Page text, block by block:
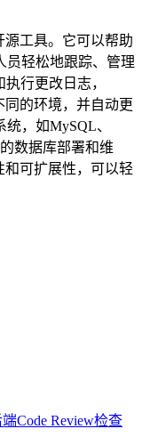
源工具。它可以帮助
员轻松地跟踪、管理
行更改日志，
同的环境，并自动更
，如MySQL、
数据库部署和维
和可扩展性，可以轻
端Code Review检查